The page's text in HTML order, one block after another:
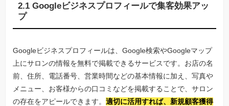
2.1 Googleビジネスプロフィールで集客効果アッ
プ
Googleビジネスプロフィールは、Google検索やGoogleマップ
上にサロンの情報を無料で掲載できるサービスです。お店の名
前、住所、電話番号、営業時間などの基本情報に加え、写真や
メニュー、お客様からの口コミなどを掲載することで、サロン
の存在をアピールできます。適切に活用すれば、新規顧客獲得